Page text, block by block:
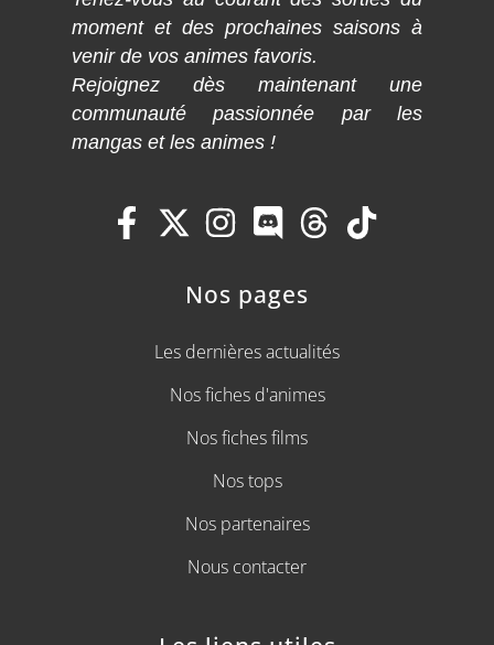
moment et des prochaines saisons à
venir de vos animes favoris.
Rejoignez dès maintenant une
communauté passionnée par les
mangas et les animes !
Nos pages
Les dernières actualités
Nos fiches d'animes
Nos fiches films
Nos tops
Nos partenaires
Nous contacter